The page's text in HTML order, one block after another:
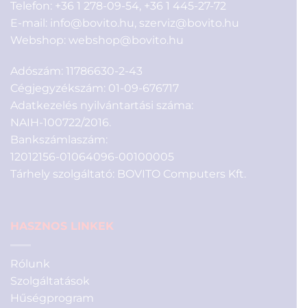
Telefon: +36 1 278-09-54 +36 1 445-27-72
E-mail: info@bovito.hu szerviz@bovito.hu
Webshop: webshop@bovito.hu
Adószám: 11786630-2-43
Cégjegyzékszám: 01-09-676717
Adatkezelés nyilvántartási száma:
NAIH-100722/2016.
Bankszámlaszám:
12012156-01064096-00100005
Tárhely szolgáltató: BOVITO Computers Kft.
HASZNOS LINKEK
Rólunk
Szolgáltatások
Hűségprogram